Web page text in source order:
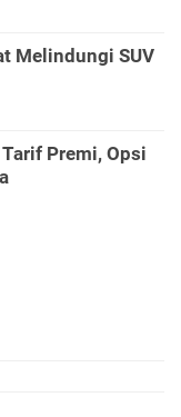
Melindungi SUV
Premi, Opsi